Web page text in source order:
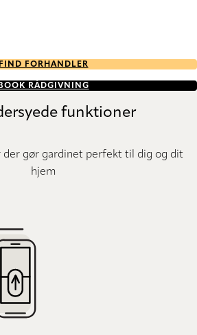
FIND FORHANDLER
BOOK RÅDGIVNING
funktioner
der gør gardinet perfekt til dig og dit
hjem